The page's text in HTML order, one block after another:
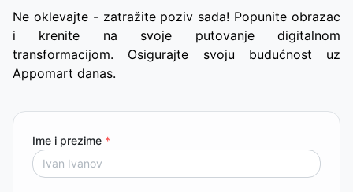
Ne oklevajte - zatražite poziv sada! Popunite obrazac
i krenite na svoje putovanje digitalnom
transformacijom. Osigurajte svoju budućnost uz
Appomart danas.
Ime i prezime *